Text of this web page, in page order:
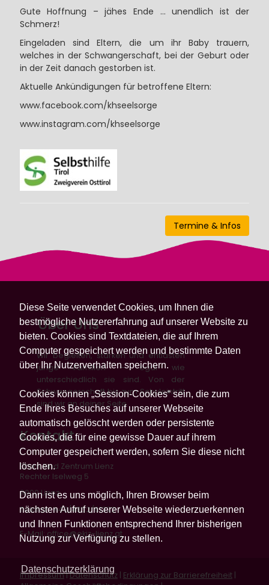
Diese Seite verwendet Cookies, um Ihnen die
bestmögliche Nutzererfahrung auf unserer Website zu
bieten. Cookies sind Textdateien, die auf Ihrem
Computer gespeichert werden und bestimmte Daten
über Ihr Nutzerverhalten speichern.
Cookies können „Session-Cookies“ sein, die zum
Ende Ihres Besuches auf unserer Webseite
automatisch gelöscht werden oder persistente
Cookies, die für eine gewisse Dauer auf ihrem
Computer gespeichert werden, sofern Sie diese nicht
löschen.
Dann ist es uns möglich, Ihren Browser beim
nächsten Aufruf unserer Webseite wiederzuerkennen
und Ihnen Funktionen entsprechend Ihrer bisherigen
Nutzung zur Verfügung zu stellen.
Datenschutzerklärung
Gute Hoffnung – jähes Ende ... unendlich ist der
Schmerz!
Eingeladen sind Eltern, die um ihr Baby trauern,
welches in der Schwangerschaft, bei der Geburt oder
in der Zeit danach gestorben ist.
Aktuelle Ankündigungen für betroffene Eltern:
www.facebook.com/khseelsorge
www.instagram.com/khseelsorge
Termine & Infos
Über Uns
Wir begleiten, stärken und entlasten
junge Familien – egal wie
unterschiedlich sie sind. Von der
Schwangerschaft bis zum Schuleintritt
sind wir an deiner Seite.
Kontakt
Eltern Kind Zentrum Lienz
Rechter Iselweg 5
9900 Lienz
Telefon: +43/4852/61322
E-Mail: office@ekiz-lienz.at
Impressum|Datenschutz| Erklärung zur Barrierefreiheit|